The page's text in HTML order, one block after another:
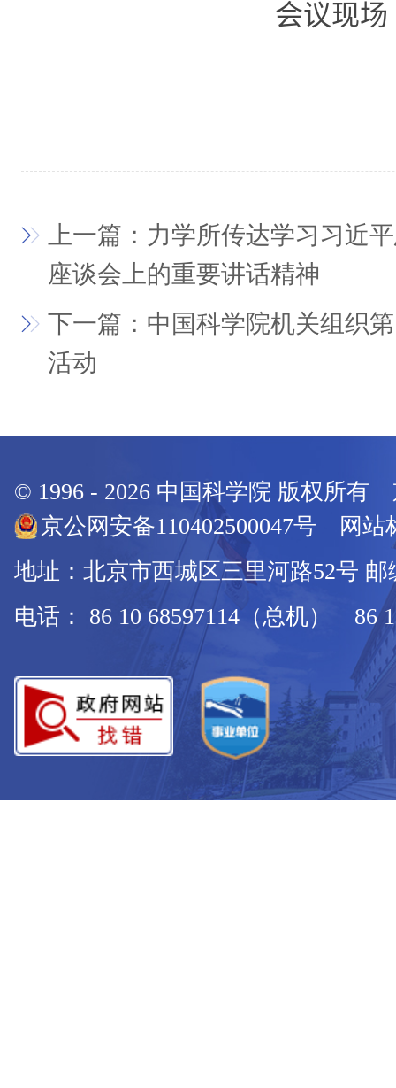
会议现场
上一篇：力学所传达学习习近
座谈会上的重要讲话精神
下一篇：中国科学院机关组织
活动
© 1996 - 2026 中国科学院 版权所有
京公网安备110402500047号 网站
地址：北京市西城区三里河路52号 邮
电话： 86 10 68597114（总机） 86